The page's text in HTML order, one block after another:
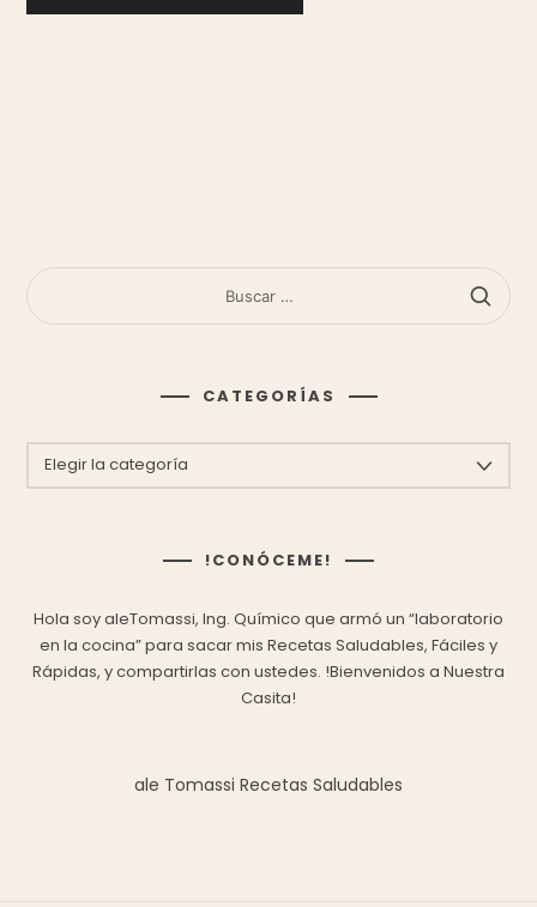
BUSCAR:
CATEGORÍAS
!CONÓCEME!
Hola soy aleTomassi, Ing. Químico que armó un “laboratorio
en la cocina” para sacar mis Recetas Saludables, Fáciles y
Rápidas, y compartirlas con ustedes. !Bienvenidos a Nuestra
Casita!
ale Tomassi Recetas Saludables